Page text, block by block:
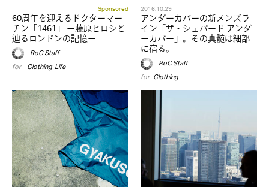
Sponsored
60周年を迎えるドクターマー
チン「1461」 ー藤原ヒロシと
辿るロンドンの記憶ー
RoC Staff
for Clothing,Life
2016.10.29
アンダーカバーの新メンズラ
イン「ザ・シェパード アンダ
ーカバー」。その真髄は細部
に宿る。
RoC Staff
for Clothing